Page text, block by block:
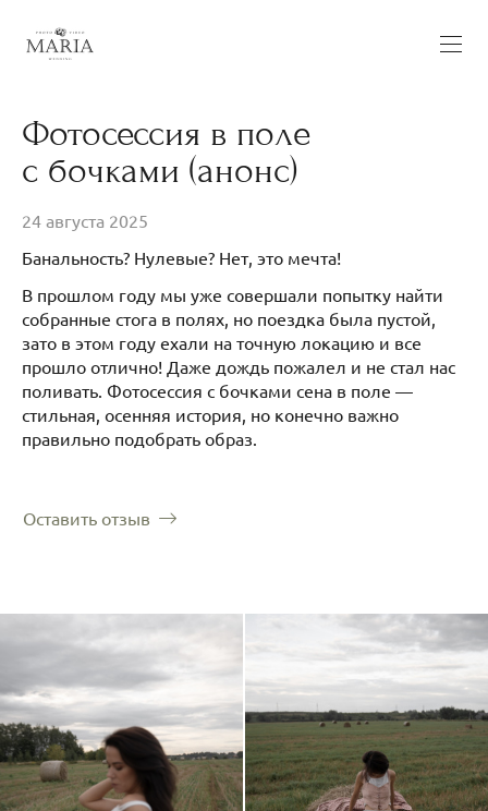
Фотосессия в поле
с бочками (анонс)
24 августа 2025
Банальность? Нулевые? Нет, это мечта!
В прошлом году мы уже совершали попытку найти
собранные стога в полях, но поездка была пустой,
зато в этом году ехали на точную локацию и все
прошло отлично! Даже дождь пожалел и не стал нас
поливать. Фотосессия с бочками сена в поле —
стильная, осенняя история, но конечно важно
правильно подобрать образ.
Оставить отзыв